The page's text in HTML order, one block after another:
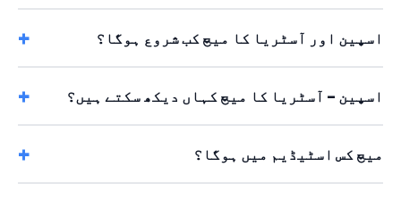
اسپین اور آسٹریا کا میچ کب شروع ہوگا؟
اسپین – آسٹریا کا میچ کہاں دیکھ سکتے ہیں؟
میچ کس اسٹیڈیم میں ہوگا؟